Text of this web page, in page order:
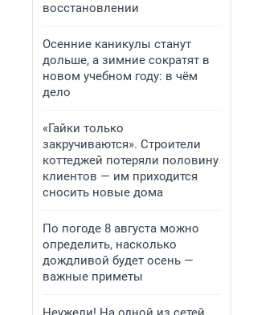
восстановлении
Осенние каникулы станут
дольше, а зимние сократят в
новом учебном году: в чём
дело
«Гайки только
закручиваются». Строители
коттеджей потеряли половину
клиентов — им приходится
сносить новые дома
По погоде 8 августа можно
определить, насколько
дождливой будет осень —
важные приметы